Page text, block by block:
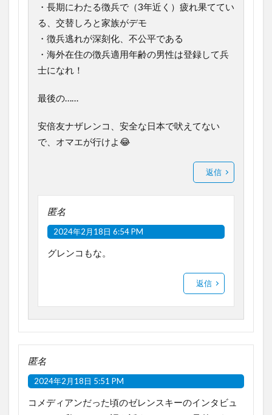
・長期にわたる徴兵で（3年近く）疲れ果ててい
る、交替しろと家族がデモ
・徴兵逃れが深刻化、不公平である
・海外在住の徴兵適用年齢の男性は登録して兵
士になれ！
最後の……
安倍友ナザレンコ、安全な日本で吠えてない
で、オマエが行けよ😂
返信
匿名
2024年2月18日 6:54 PM
グレンコもな。
返信
匿名
2024年2月18日 5:51 PM
コメディアンだった頃のゼレンスキーのインタビュ